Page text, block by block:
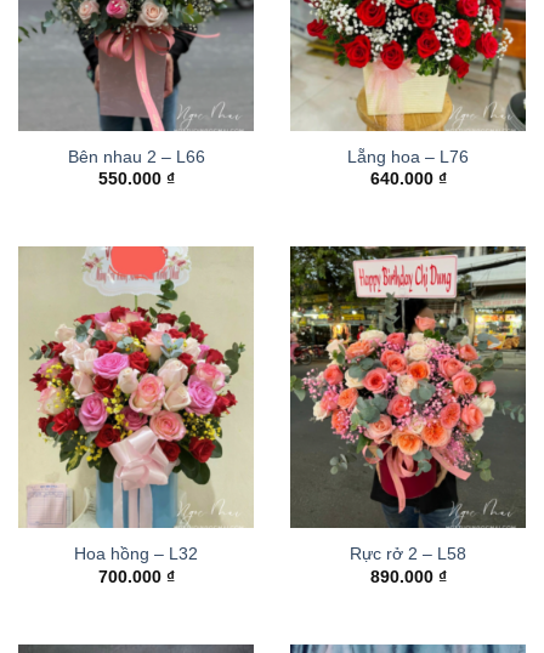
Bên nhau 2 – L66
550.000 ₫
Lẵng hoa – L76
640.000 ₫
Hoa hồng – L32
700.000 ₫
Rực rở 2 – L58
890.000 ₫